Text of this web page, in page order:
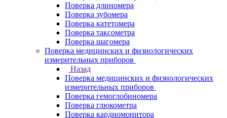
Поверка длиномера
Поверка зубомера
Поверка катетомера
Поверка таксометра
Поверка шагомера
Поверка медицинских и физиологических
измерительных приборов
Назад
Поверка медицинских и физиологических
измерительных приборов
Поверка гемоглобиномера
Поверка глюкометра
Поверка кардиомонитора